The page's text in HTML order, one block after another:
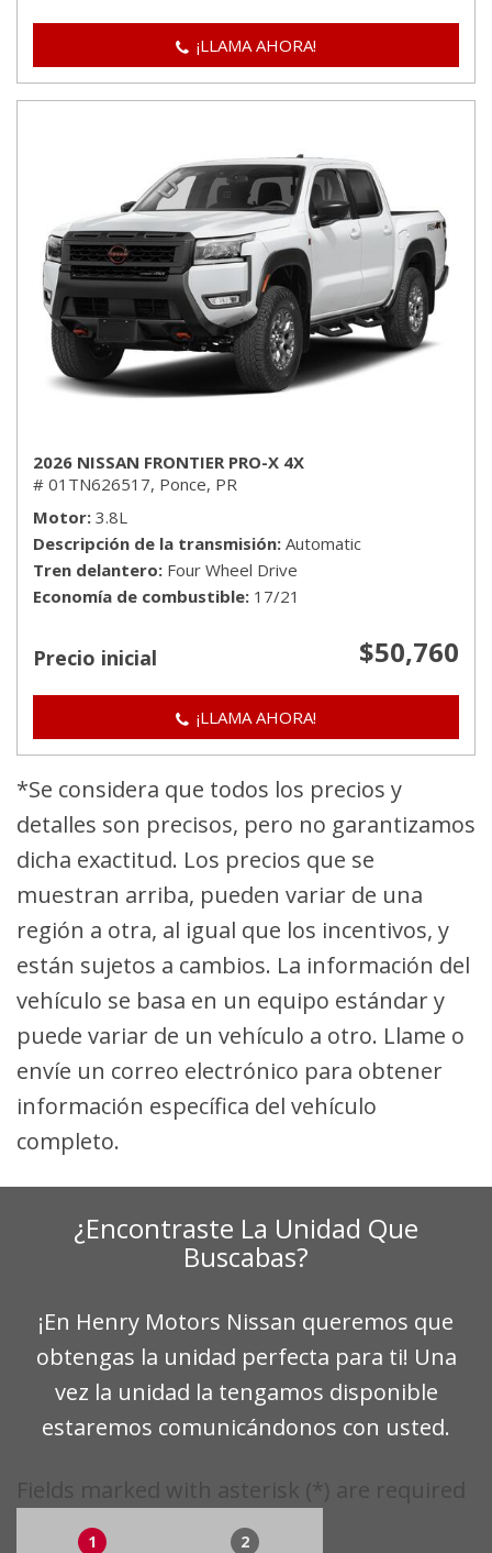
¡LLAMA AHORA!
2026 NISSAN FRONTIER PRO-X 4X
# 01TN626517, Ponce, PR
Motor 3.8L
Descripción de la transmisión Automatic
Tren delantero Four Wheel Drive
Economía de combustible 17/21
Precio inicial $50,760
¡LLAMA AHORA!
*Se considera que todos los precios y
detalles son precisos, pero no garantizamos
dicha exactitud. Los precios que se
muestran arriba, pueden variar de una
región a otra, al igual que los incentivos, y
están sujetos a cambios. La información del
vehículo se basa en un equipo estándar y
puede variar de un vehículo a otro. Llame o
envíe un correo electrónico para obtener
información específica del vehículo
completo.
¿Encontraste La Unidad Que
Buscabas?
¡En Henry Motors Nissan queremos que
obtengas la unidad perfecta para ti! Una
vez la unidad la tengamos disponible
estaremos comunicándonos con usted.
Fields marked with asterisk (*) are required
1 2